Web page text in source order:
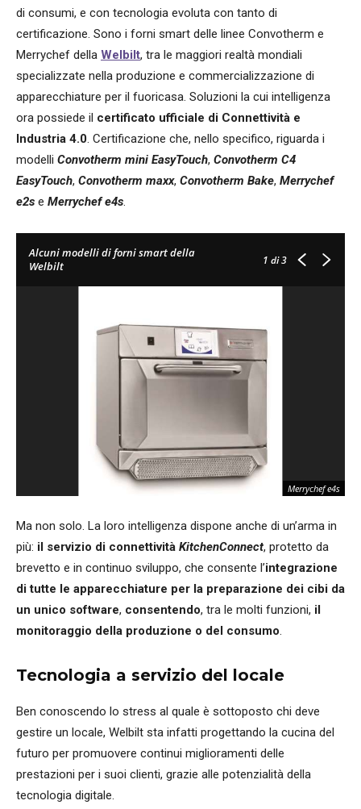
di consumi, e con tecnologia evoluta con tanto di
certificazione. Sono i forni smart delle linee Convotherm e
Merrychef della Welbilt, tra le maggiori realtà mondiali
specializzate nella produzione e commercializzazione di
apparecchiature per il fuoricasa. Soluzioni la cui intelligenza
ora possiede il certificato ufficiale di Connettività e
Industria 4.0. Certificazione che, nello specifico, riguarda i
modelli Convotherm mini EasyTouch, Convotherm C4
EasyTouch, Convotherm maxx, Convotherm Bake, Merrychef
e2s e Merrychef e4s.
Alcuni modelli di forni smart della
Welbilt
1 di 3
Merrychef e4s
Ma non solo. La loro intelligenza dispone anche di un’arma in
più: il servizio di connettività KitchenConnect, protetto da
brevetto e in continuo sviluppo, che consente l’integrazione
di tutte le apparecchiature per la preparazione dei cibi da
un unico software, consentendo, tra le molti funzioni, il
monitoraggio della produzione o del consumo.
Tecnologia a servizio del locale
Ben conoscendo lo stress al quale è sottoposto chi deve
gestire un locale, Welbilt sta infatti progettando la cucina del
futuro per promuovere continui miglioramenti delle
prestazioni per i suoi clienti, grazie alle potenzialità della
tecnologia digitale.